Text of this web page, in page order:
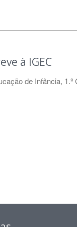
à IGEC
de Infância, 1.º